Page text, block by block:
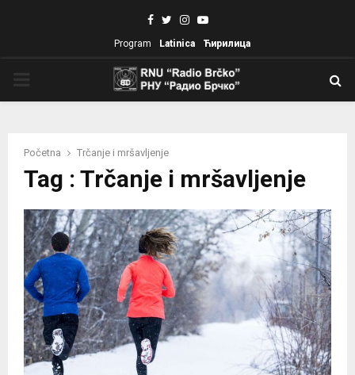
Facebook
TwitterInstagram
Youtube
Program Latinica Ћирилица
Početna Trčanje i mršavljenje
Tag : Trčanje i mršavljenje